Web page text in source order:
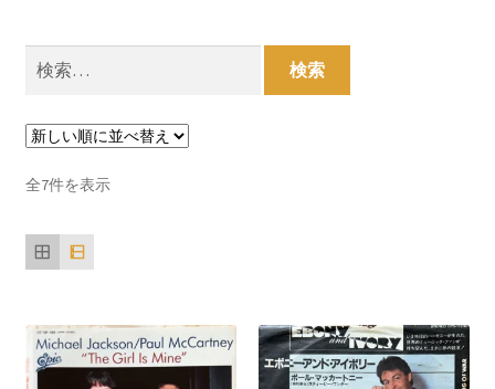
キ
ッ
プ
検
索:
全7件を表示新